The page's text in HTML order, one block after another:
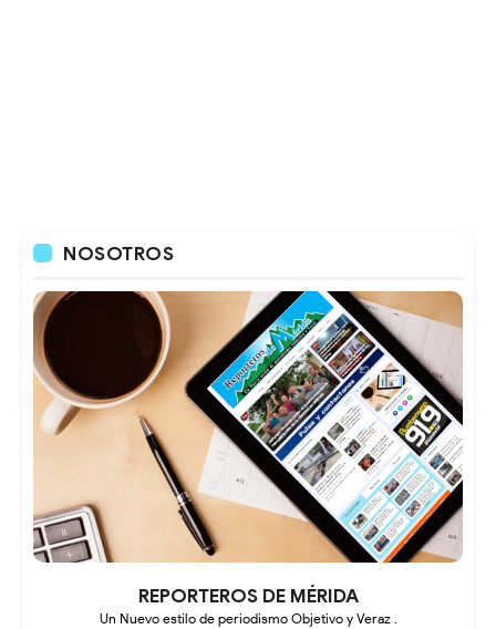
NOSOTROS
REPORTEROS DE MÉRIDA
Un Nuevo estilo de periodismo Objetivo y Veraz .